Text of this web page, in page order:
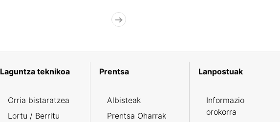
Laguntza teknikoa
Orria bistaratzea
Lortu / Berritu
Prentsa
Albisteak
Prentsa Oharrak
Lanpostuak
Informazio
orokorra